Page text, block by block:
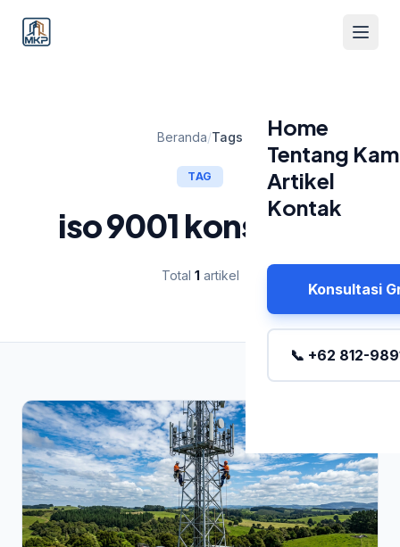
Home
Tentang
Artikel
Kontak
Konsultasi
📞 +62 812-
Beranda/Tags
TAG
iso 9001 konstruksi
Total 1 artikel